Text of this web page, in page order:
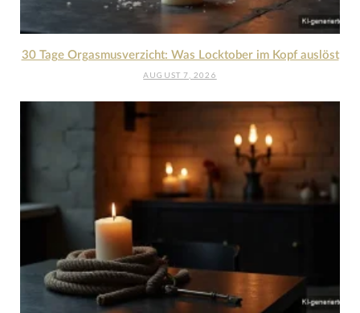
30 Tage Orgasmusverzicht: Was Locktober im Kopf auslöst
AUGUST 7, 2026